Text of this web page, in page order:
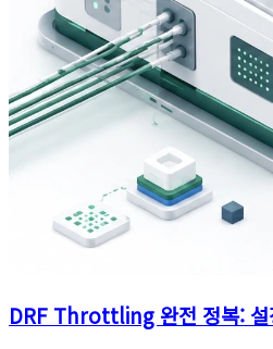
DRF Throttling 완전 정복: 설